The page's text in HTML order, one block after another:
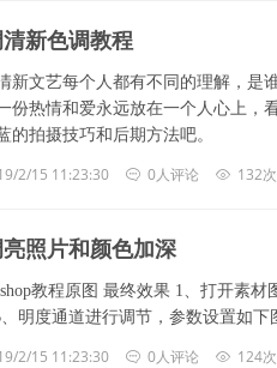
清新色调教程
新文艺每个人都有不同的理解，是
份热情和爱永远放在一个人心上，
的拍摄技巧和后期方法吧。
2/15 11:23:30 0人评论 132
亮照片和颜色加深
教程原图 最终效果 1、打开素
明度通道进行调节，参数设置如
2/15 11:23:30 0人评论 124